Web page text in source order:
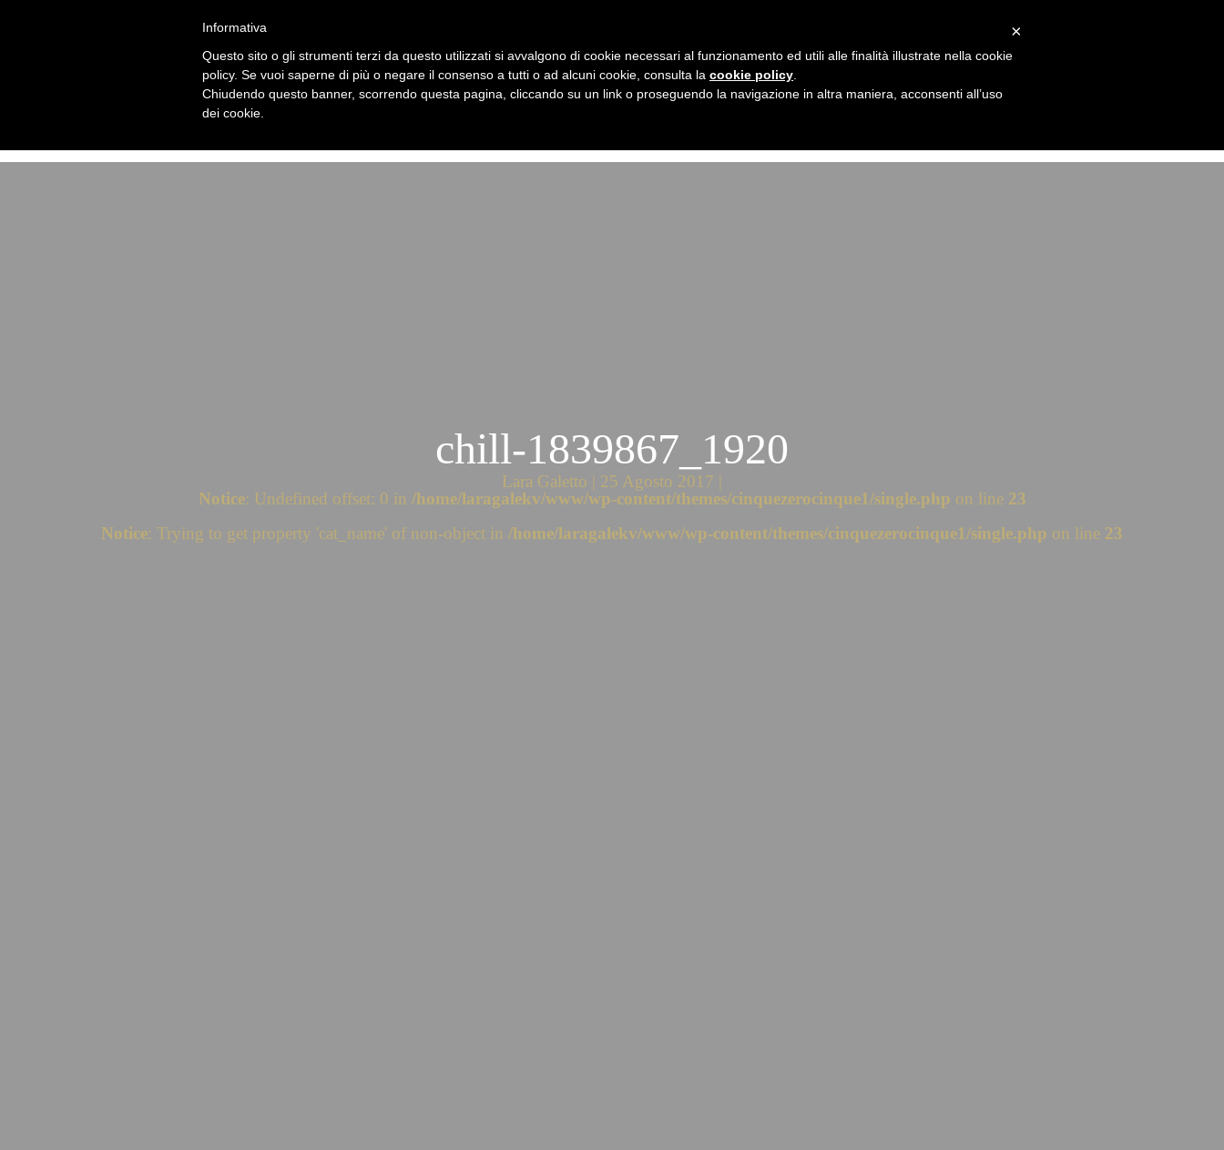
: Undefined offset: 0 in/home/laragalekv/www/wp-content/themes/cinquezerocinque1/single.phpon line10
: Trying to get property 'term_id' of non-object in/home/laragalekv/www/wp-content/themes/cinquezerocinque1/single.phpon line10
chill-1839867_1920
Lara Galetto | 25 Agosto 2017 |
Notice: Undefined offset: 0 in /home/laragalekv/www/wp-content/themes/cinquezerocinque1/single.php on line 23
Notice: Trying to get property 'cat_name' of non-object in /home/laragalekv/www/wp-content/themes/cinquezerocinque1/single.php on line 23
×
Informativa
Questo sito o gli strumenti terzi da questo utilizzati si avvalgono di cookie necessari al funzionamento ed utili alle finalità illustrate nella cookie
policy. Se vuoi saperne di più o negare il consenso a tutti o ad alcuni cookie, consulta la cookie policy
Chiudendo questo banner, scorrendo questa pagina, cliccando su un link o proseguendo la navigazione in altra maniera, acconsenti all’uso
dei cookie.